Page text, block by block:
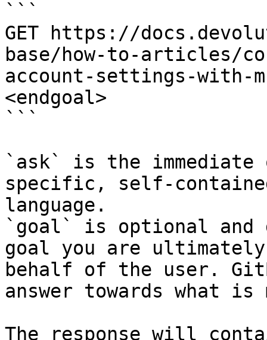
```
GET https://
base/how-to-articles/
account-settings-with-
<endgoal>
```
`ask` is the
specific, self-
language.
`goal` is optional and
goal you are
behalf of the user.
answer towards what
The response will